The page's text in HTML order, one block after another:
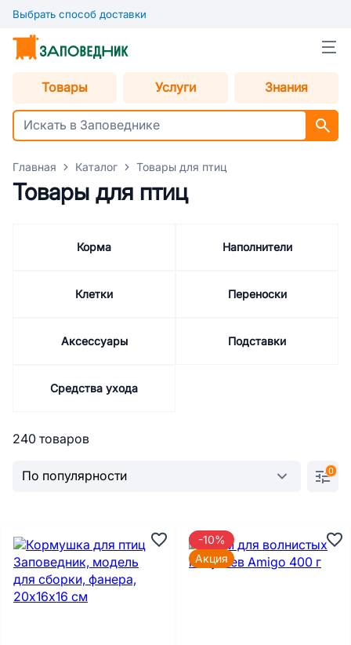
Выбрать способ доставки
Товары Услуги Знания
Главная Каталог Товары для птиц
Товары для птиц
Корма Наполнители
Клетки Переноски
Аксессуары Подставки
Средства ухода
240 товаров
0
-10%
Акция